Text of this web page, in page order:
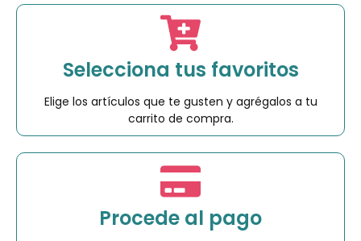
Selecciona tus favoritos
Elige los artículos que te gusten y agrégalos a tu
carrito de compra.
Procede al pago